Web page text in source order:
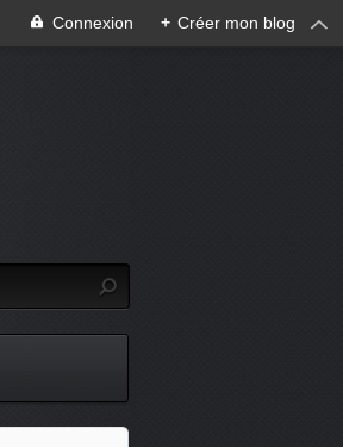
Connexion + Créer mon blog